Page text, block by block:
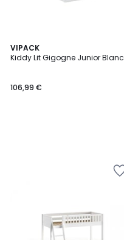
VIPACK
Kiddy Lit Gigogne Junior Blanc
106,99 €